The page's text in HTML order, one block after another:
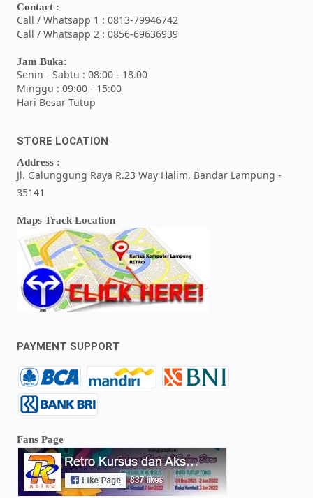
Contact :
Call / Whatsapp 1 : 0813-79946742
Call / Whatsapp 2 : 0856-69636939
Jam Buka:
Senin - Sabtu : 08:00 - 18.00
Minggu : 09:00 - 15:00
Hari Besar Tutup
STORE LOCATION
Address :
Jl. Galunggung Raya R.23 Way Halim, Bandar Lampung -
35141
Maps Track Location
PAYMENT SUPPORT
Fans Page